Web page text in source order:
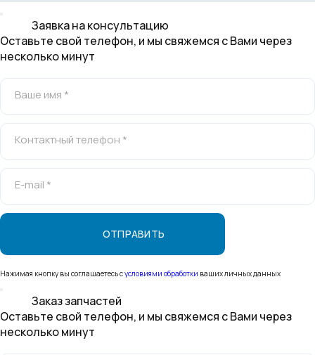
Заявка на консультацию
Оставьте свой телефон, и мы свяжемся с Вами через
несколько минут
Ваше имя *
Контактный телефон *
E-mail *
Нажимая кнопку вы соглашаетесь сусловиями обработки ваших личных данных
Заказ запчастей
Оставьте свой телефон, и мы свяжемся с Вами через
несколько минут